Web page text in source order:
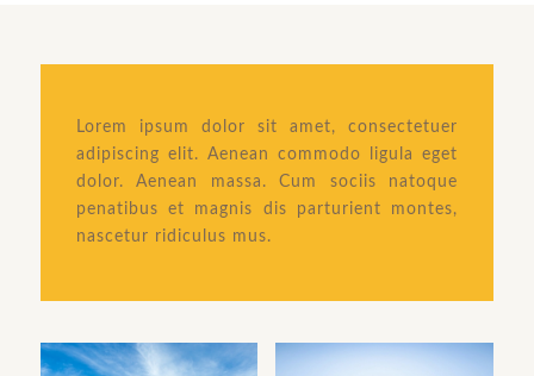
Lorem ipsum dolor sit amet, consectetuer
adipiscing elit. Aenean commodo ligula eget
dolor. Aenean massa. Cum sociis natoque
penatibus et magnis dis parturient montes,
nascetur ridiculus mus.